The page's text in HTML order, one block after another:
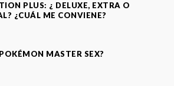
PLUS: ¿ DELUXE, EXTRA O
¿CUÁL ME CONVIENE?
MASTER SEX?